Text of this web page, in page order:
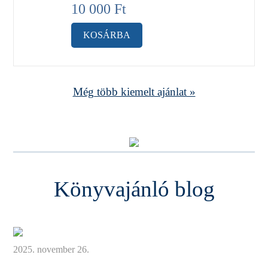
10 000 Ft
KOSÁRBA
Még több kiemelt ajánlat »
Könyvajánló blog
2025. november 26.